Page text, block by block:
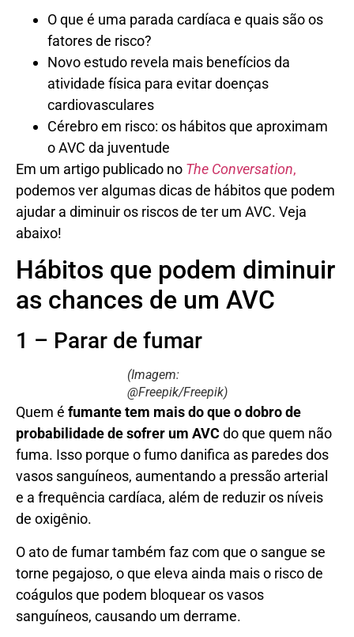
O que é uma parada cardíaca e quais são os
fatores de risco?
Novo estudo revela mais benefícios da
atividade física para evitar doenças
cardiovasculares
Cérebro em risco: os hábitos que aproximam
o AVC da juventude
Em um artigo publicado no The Conversation,
podemos ver algumas dicas de hábitos que podem
ajudar a diminuir os riscos de ter um AVC. Veja
abaixo!
Hábitos que podem diminuir
as chances de um AVC
1 – Parar de fumar
(Imagem:
@Freepik/Freepik)
Quem é fumante tem mais do que o dobro de
probabilidade de sofrer um AVCdo que quem não
fuma. Isso porque o fumo danifica as paredes dos
vasos sanguíneos, aumentando a pressão arterial
e a frequência cardíaca, além de reduzir os níveis
de oxigênio.
O ato de fumar também faz com que o sangue se
torne pegajoso, o que eleva ainda mais o risco de
coágulos que podem bloquear os vasos
sanguíneos, causando um derrame.